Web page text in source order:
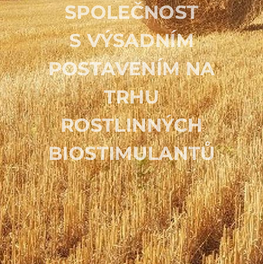
SPOLEČNOST
SVÝSADNÍM
POSTAVENÍM NA
TRHU
ROSTLINNÝCH
BIOSTIMULANTŮ